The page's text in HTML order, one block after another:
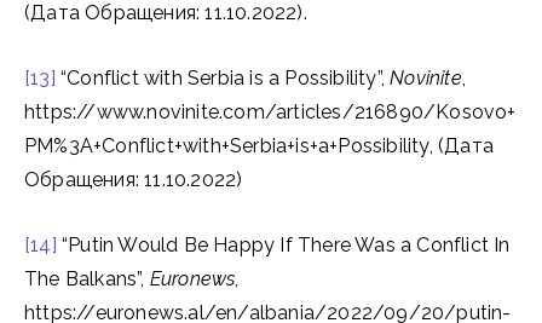
(Дата Обращения: 11.10.2022).
[13] “Conflict with Serbia is a Possibility”,Novinite,
https://www.novinite.com/articles/216890/Kosovo+
PM%3A+Conflict+with+Serbia+is+a+Possibility, (Дата
Обращения: 11.10.2022)
[14] “Putin Would Be Happy If There Was a Conflict In
The Balkans”, Euronews,
https://euronews.al/en/albania/2022/09/20/putin-